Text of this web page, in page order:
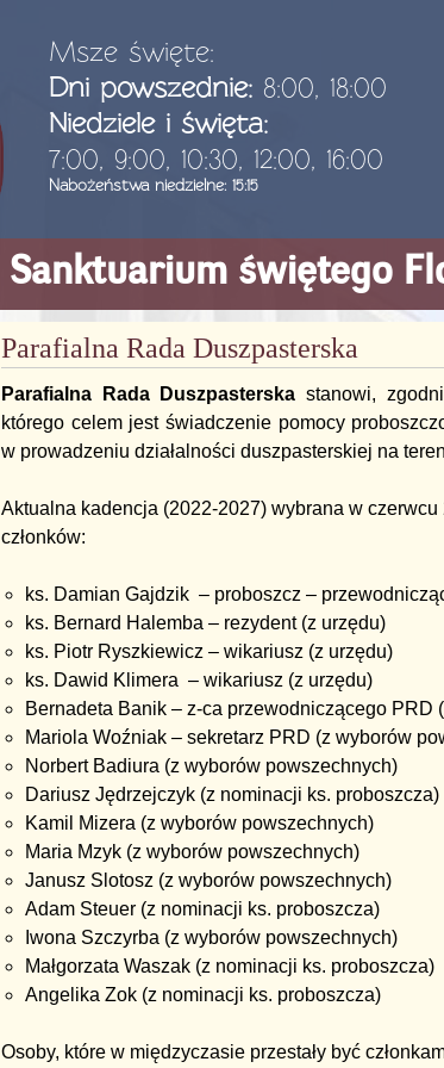
Msze święte:
Dni powszednie: 8:00, 18:00
Niedziele i święta:
7:00, 9:00, 10:30, 12:00, 16:00
Nabożeństwa niedzielne: 15:15
Sanktuarium świętego
Parafialna Rada Duszpasterska
Parafialna Rada Duszpasterska stanowi,
którego celem jest świadczenie pomocy
w prowadzeniu działalności duszpasterskiej na
Aktualna kadencja (2022-2027) wybrana w czerwcu
członków:
ks. Damian Gajdzik – proboszcz –
ks. Bernard Halemba – rezydent (z urzędu)
ks. Piotr Ryszkiewicz – wikariusz (z urzędu)
ks. Dawid Klimera – wikariusz (z urzędu)
Bernadeta Banik – z-ca przewodniczącego PRD
Mariola Woźniak – sekretarz PRD (z wyborów
Norbert Badiura (z wyborów powszechnych)
Dariusz Jędrzejczyk (z nominacji ks. proboszcza)
Kamil Mizera (z wyborów powszechnych)
Maria Mzyk (z wyborów powszechnych)
Janusz Slotosz (z wyborów powszechnych)
Adam Steuer (z nominacji ks. proboszcza)
Iwona Szczyrba (z wyborów powszechnych)
Małgorzata Waszak (z nominacji ks. proboszcza)
Angelika Zok (z nominacji ks. proboszcza)
Osoby, które w międzyczasie przestały być